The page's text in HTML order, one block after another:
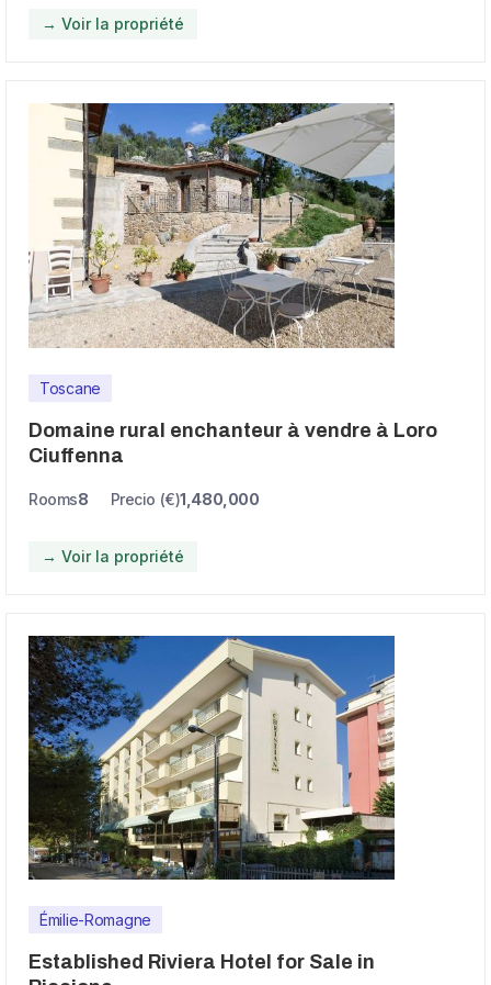
→ Voir la propriété
Toscane
Domaine rural enchanteur à vendre à Loro
Ciuffenna
Rooms8 Precio (€)1,480,000
→ Voir la propriété
Émilie-Romagne
Established Riviera Hotel for Sale in